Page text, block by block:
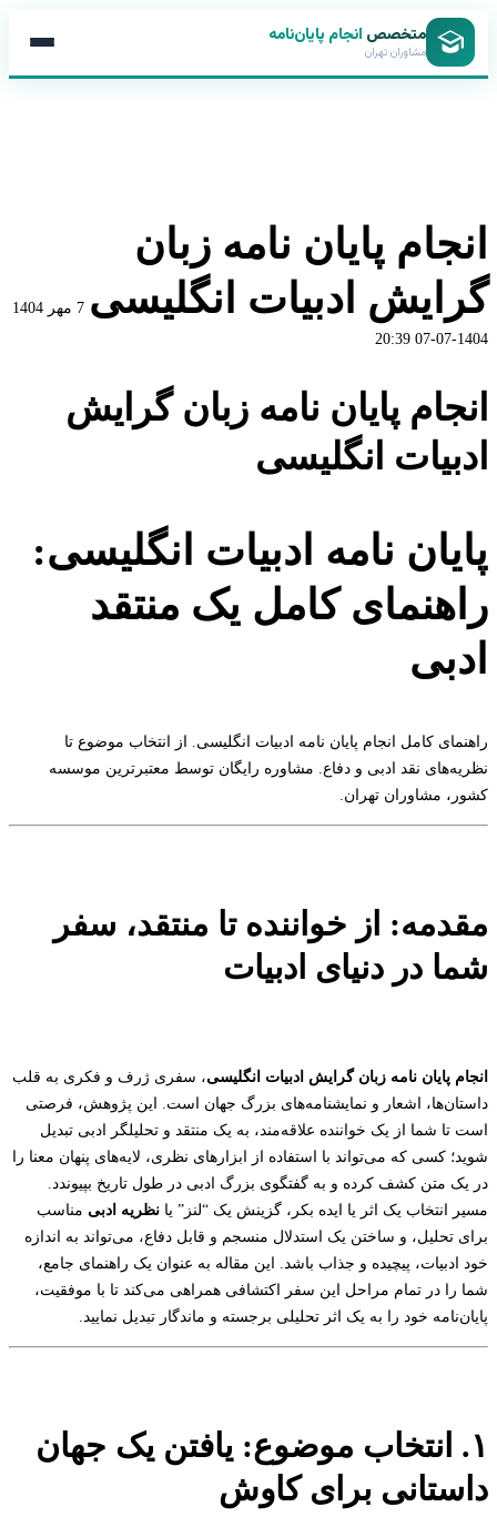
متخصص انجام پایان‌نامه
مشاوران تهران
انجام پایان نامه زبان
گرایش ادبیات انگلیسی 7 مهر 1404
1404-07-07 20:39
انجام پایان نامه زبان گرایش
ادبیات انگلیسی
پایان نامه ادبیات انگلیسی:
راهنمای کامل یک منتقد
ادبی
راهنمای کامل انجام پایان نامه ادبیات انگلیسی. از انتخاب موضوع تا
نظریه‌های نقد ادبی و دفاع. مشاوره رایگان توسط معتبرترین موسسه
کشور، مشاوران تهران.
مقدمه: از خواننده تا منتقد، سفر
شما در دنیای ادبیات
انجام پایان نامه زبان گرایش ادبیات انگلیسی، سفری ژرف و فکری به قلب
داستان‌ها، اشعار و نمایشنامه‌های بزرگ جهان است. این پژوهش، فرصتی
است تا شما از یک خواننده علاقه‌مند، به یک منتقد و تحلیلگر ادبی تبدیل
شوید؛ کسی که می‌تواند با استفاده از ابزارهای نظری، لایه‌های پنهان معنا را
در یک متن کشف کرده و به گفتگوی بزرگ ادبی در طول تاریخ بپیوندد.
مسیر انتخاب یک اثر یا ایده بکر، گزینش یک “لنز” یا نظریه ادبی مناسب
برای تحلیل، و ساختن یک استدلال منسجم و قابل دفاع، می‌تواند به اندازه
خود ادبیات، پیچیده و جذاب باشد. این مقاله به عنوان یک راهنمای جامع،
شما را در تمام مراحل این سفر اکتشافی همراهی می‌کند تا با موفقیت،
پایان‌نامه خود را به یک اثر تحلیلی برجسته و ماندگار تبدیل نمایید.
۱. انتخاب موضوع: یافتن یک جهان
داستانی برای کاوش